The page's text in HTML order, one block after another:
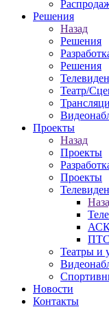
Решения
Назад
Решения
Решения
Театр/
Проекты
Назад
Проекты
Проекты
ПТС
Театры и
Новости
Контакты